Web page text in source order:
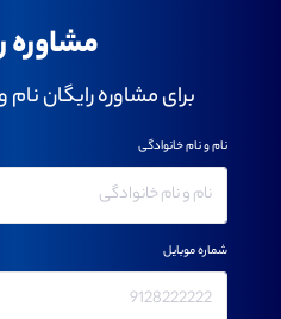
مشاوره
برای مشاوره رایگان
نام و نام خانوادگی
شماره موبایل